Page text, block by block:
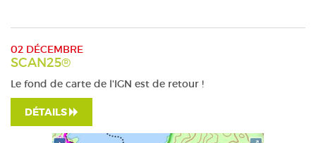
02 DÉCEMBRE
SCAN25®
Le fond de carte de l'IGN est de retour !
DÉTAILS